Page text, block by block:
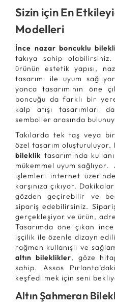
Sizin için En
Modelleri
İnce nazar boncuklu
takıya sahip
ürünün estetik yapısı,
tasarımı ile uyum
yonca tasarımının öne
boncuğu da farklı bir
kalp atışı tasarımları
semboller arasında
Takılarda tek taş veya
özel tasarım oluşturuluyor.
bileklik tasarımında
mükemmel uyum
işlemleri internet
karşınıza çıkıyor.
gözden geçirebilir ve
sipariş edebilirsiniz.
gerçekleşiyor ve ürün,
Tasarımda öne çıkan
işçilik ile özenle dizayn
rağmen kullanışlı ve
altın bileklikler, göze
sahip. Assos
keşfedilmek için seni
Altın Şahmeran